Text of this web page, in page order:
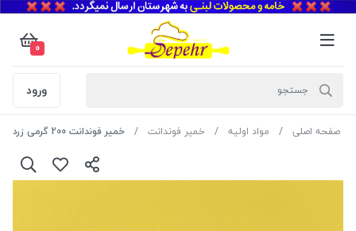
0
ورود
صفحه اصلی مواد اولیه خمیر فوندانت خمیر فوندانت 200 گرمی زرد روشن فلورا